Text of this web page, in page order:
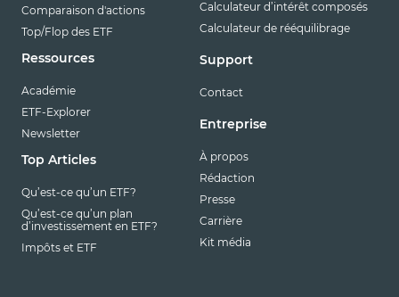
Comparaison d'actions
Top/Flop des ETF
Ressources
Académie
ETF-Explorer
Newsletter
Top Articles
Qu’est-ce qu’un ETF?
Qu’est-ce qu’un plan
d’investissement en ETF?
Impôts et ETF
Calculateur d’intérêt composés
Calculateur de rééquilibrage
Support
Contact
Entreprise
À propos
Rédaction
Presse
Carrière
Kit média